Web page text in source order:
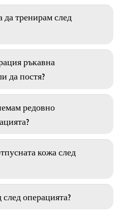
да тренирам след
ръкавна
да постя?
редовно
кожа след
операцията?